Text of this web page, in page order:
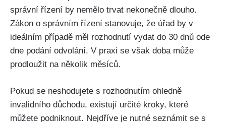
správní řízení by nemělo trvat nekonečně dlouho.
Zákon o správním řízení stanovuje, že úřad by v
ideálním případě měl rozhodnutí vydat do 30 dnů ode
dne podání odvolání. V praxi se však doba může
prodloužit na několik měsíců.
Pokud se neshodujete s rozhodnutím ohledně
invalidního důchodu, existují určité kroky, které
můžete podniknout. Nejdříve je nutné seznámit se s